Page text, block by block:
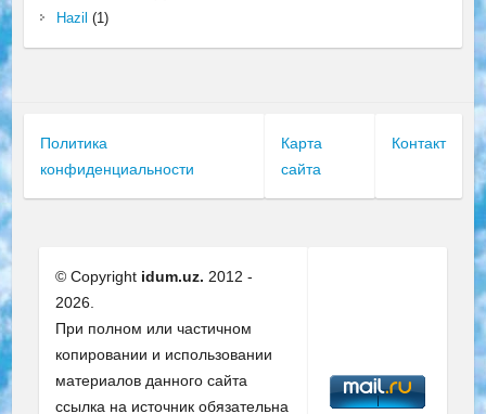
Hazil (1)
Политика
конфиденциальности
Карта
сайта
Контакт
© Copyright idum.uz. 2012 -
2026.
При полном или частичном
копировании и использовании
материалов данного сайта
ссылка на источник обязательна